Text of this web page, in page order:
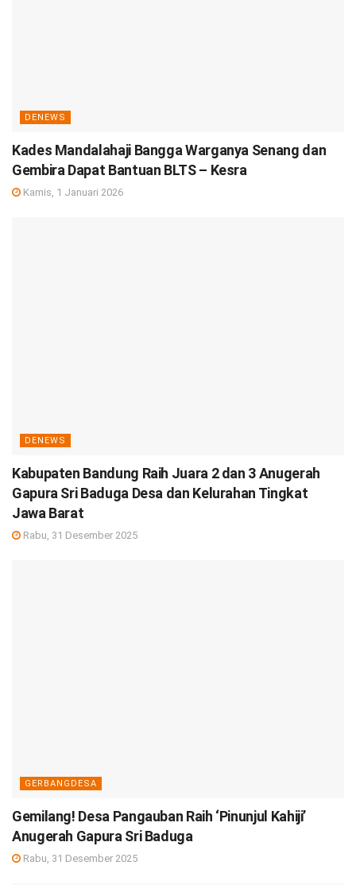
DENEWS
Kades Mandalahaji Bangga Warganya Senang dan
Gembira Dapat Bantuan BLTS – Kesra
Kamis, 1 Januari 2026
DENEWS
Kabupaten Bandung Raih Juara 2 dan 3 Anugerah
Gapura Sri Baduga Desa dan Kelurahan Tingkat
Jawa Barat
Rabu, 31 Desember 2025
GERBANGDESA
Gemilang! Desa Pangauban Raih ‘Pinunjul Kahiji’
Anugerah Gapura Sri Baduga
Rabu, 31 Desember 2025